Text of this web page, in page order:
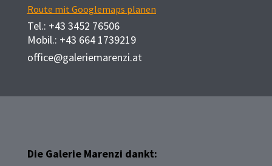
Route mit Googlemaps planen
Tel.: +43 3452 76506
Mobil.: +43 664 1739219
office@galeriemarenzi.at
Die Galerie Marenzi dankt: